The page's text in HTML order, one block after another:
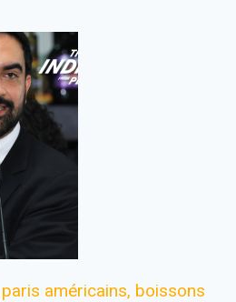
américains, boissons